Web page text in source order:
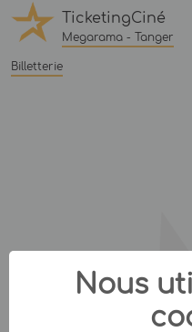
TicketingCiné
Megarama - Tanger
Billetterie
Nous